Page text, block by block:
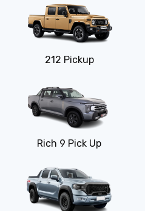
212 Pickup
Rich 9 Pick Up